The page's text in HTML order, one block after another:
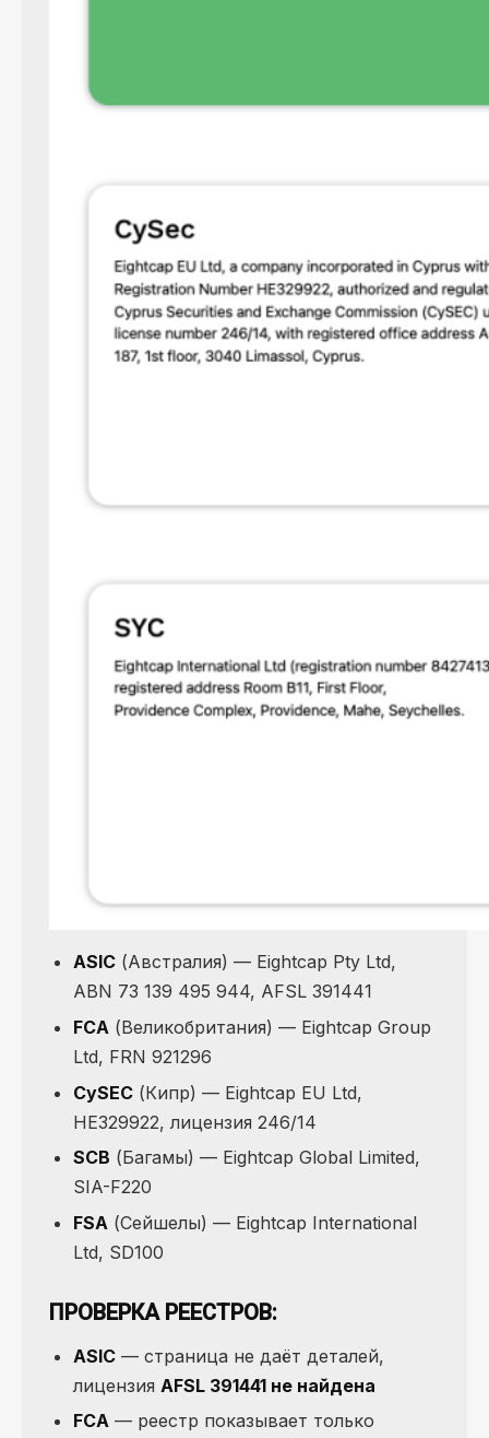
ASIC (Австралия) — Eightcap Pty Ltd,
ABN 73 139 495 944, AFSL 391441
FCA (Великобритания) — Eightcap Group
Ltd, FRN 921296
CySEC (Кипр) — Eightcap EU Ltd,
HE329922, лицензия 246/14
SCB (Багамы) — Eightcap Global Limited,
SIA-F220
FSA (Сейшелы) — Eightcap International
Ltd, SD100
ПРОВЕРКА РЕЕСТРОВ:
ASIC — страница не даёт деталей,
лицензия AFSL 391441 не найдена
FCA — реестр показывает только